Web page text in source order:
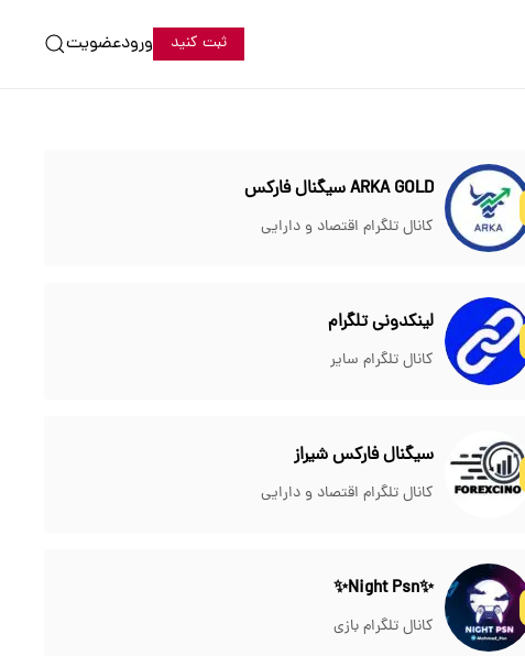
ثبت کنید ورودعضویت
ARKA GOLD سیگنال فارکس
کانال تلگرام اقتصاد و دارایی
لینکدونی تلگرام
کانال تلگرام سایر
سیگنال فارکس شیراز
کانال تلگرام اقتصاد و دارایی
✨Night Psn✨
کانال تلگرام بازی